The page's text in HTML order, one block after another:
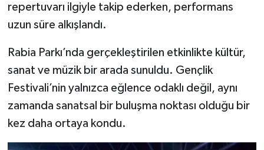
repertuvarı ilgiyle takip ederken, performans
uzun süre alkışlandı.
Rabia Parkı’nda gerçekleştirilen etkinlikte kültür,
sanat ve müzik bir arada sunuldu. Gençlik
Festivali’nin yalnızca eğlence odaklı değil, aynı
zamanda sanatsal bir buluşma noktası olduğu bir
kez daha ortaya kondu.